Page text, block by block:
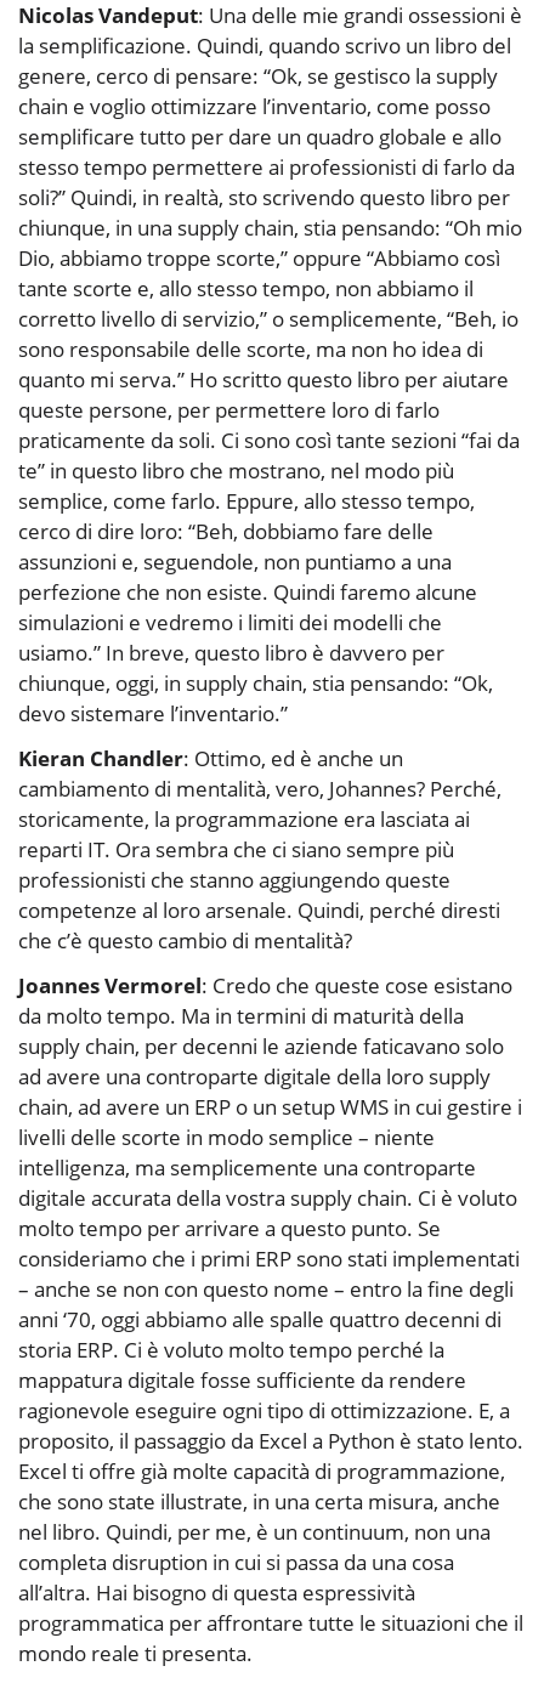
Nicolas Vandeput: Una delle mie grandi ossessioni è
la semplificazione. Quindi, quando scrivo un libro del
genere, cerco di pensare: “Ok, se gestisco la supply
chain e voglio ottimizzare l’inventario, come posso
semplificare tutto per dare un quadro globale e allo
stesso tempo permettere ai professionisti di farlo da
soli?” Quindi, in realtà, sto scrivendo questo libro per
chiunque, in una supply chain, stia pensando: “Oh mio
Dio, abbiamo troppe scorte,” oppure “Abbiamo così
tante scorte e, allo stesso tempo, non abbiamo il
corretto livello di servizio,” o semplicemente, “Beh, io
sono responsabile delle scorte, ma non ho idea di
quanto mi serva.” Ho scritto questo libro per aiutare
queste persone, per permettere loro di farlo
praticamente da soli. Ci sono così tante sezioni “fai da
te” in questo libro che mostrano, nel modo più
semplice, come farlo. Eppure, allo stesso tempo,
cerco di dire loro: “Beh, dobbiamo fare delle
assunzioni e, seguendole, non puntiamo a una
perfezione che non esiste. Quindi faremo alcune
simulazioni e vedremo i limiti dei modelli che
usiamo.” In breve, questo libro è davvero per
chiunque, oggi, in supply chain, stia pensando: “Ok,
devo sistemare l’inventario.”
Kieran Chandler: Ottimo, ed è anche un
cambiamento di mentalità, vero, Johannes? Perché,
storicamente, la programmazione era lasciata ai
reparti IT. Ora sembra che ci siano sempre più
professionisti che stanno aggiungendo queste
competenze al loro arsenale. Quindi, perché diresti
che c’è questo cambio di mentalità?
Joannes Vermorel: Credo che queste cose esistano
da molto tempo. Ma in termini di maturità della
supply chain, per decenni le aziende faticavano solo
ad avere una controparte digitale della loro supply
chain, ad avere un ERP o un setup WMS in cui gestire i
livelli delle scorte in modo semplice – niente
intelligenza, ma semplicemente una controparte
digitale accurata della vostra supply chain. Ci è voluto
molto tempo per arrivare a questo punto. Se
consideriamo che i primi ERP sono stati implementati
– anche se non con questo nome – entro la fine degli
anni ‘70, oggi abbiamo alle spalle quattro decenni di
storia ERP. Ci è voluto molto tempo perché la
mappatura digitale fosse sufficiente da rendere
ragionevole eseguire ogni tipo di ottimizzazione. E, a
proposito, il passaggio da Excel a Python è stato lento.
Excel ti offre già molte capacità di programmazione,
che sono state illustrate, in una certa misura, anche
nel libro. Quindi, per me, è un continuum, non una
completa disruption in cui si passa da una cosa
all’altra. Hai bisogno di questa espressività
programmatica per affrontare tutte le situazioni che il
mondo reale ti presenta.